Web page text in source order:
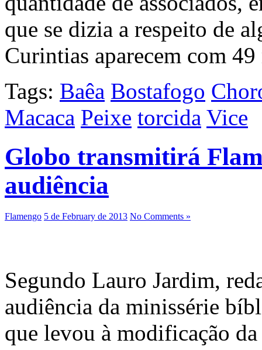
que se dizia a respeito de
Curintias aparecem com
Tags: Baêa Bostafogo
Macaca Peixe torcida Vice
Globo transmitirá
audiência
Flamengo 5 de February de 2013 No Comments »
Segundo Lauro Jardim,
audiência da minissérie
que levou à modificação